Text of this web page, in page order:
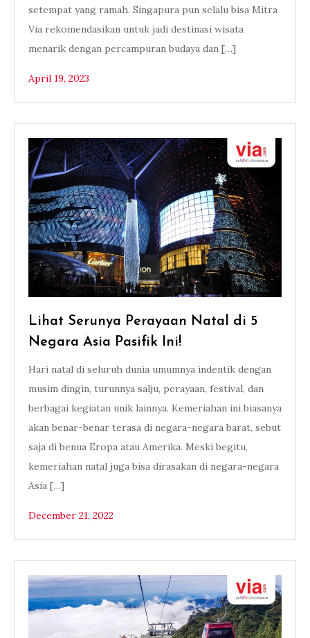
setempat yang ramah. Singapura pun selalu bisa Mitra
Via rekomendasikan untuk jadi destinasi wisata
menarik dengan percampuran budaya dan […]
April 19, 2023
Lihat Serunya Perayaan Natal di 5
Negara Asia Pasifik Ini!
Hari natal di seluruh dunia umumnya indentik dengan
musim dingin, turunnya salju, perayaan, festival, dan
berbagai kegiatan unik lainnya. Kemeriahan ini biasanya
akan benar-benar terasa di negara-negara barat, sebut
saja di benua Eropa atau Amerika. Meski begitu,
kemeriahan natal juga bisa dirasakan di negara-negara
Asia […]
December 21, 2022